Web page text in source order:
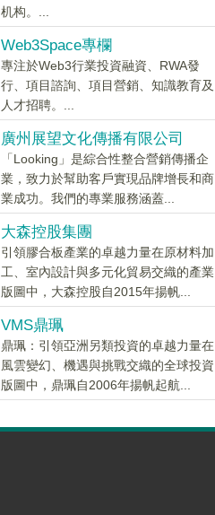
机构。...
Web3Space專欄
專注於Web3行業投資融資、RWA發
行、項目諮詢、項目營銷、知識教育及
人才招聘。...
廣州展望文化傳播有限公司
「Looking」是綜合性整合營銷傳播企
業，致力於幫助客戶實現品牌增長和商
業成功。我們的專業服務涵蓋...
大森控股集團
引領膠合板產業的卓越力量在原材料加
工、室內設計與多元化貿易交織的產業
版圖中，大森控股自2015年揚帆...
VMS鼎珮
鼎珮：引領亞洲另類投資的卓越力量在
風雲變幻、機遇與挑戰交織的全球投資
版圖中，鼎珮自2006年揚帆起航...